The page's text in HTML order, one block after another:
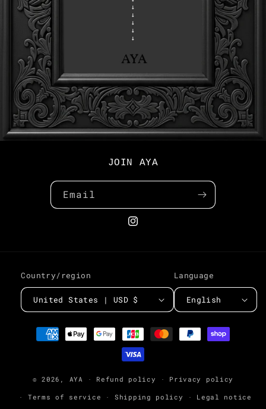
JOIN AYA
Email
Instagram
Country/region
United States | USD $
Language
English
Payment
methods
© 2026, AYA Refund policy
Privacy policy
Terms of service
Shipping policy Legal notice